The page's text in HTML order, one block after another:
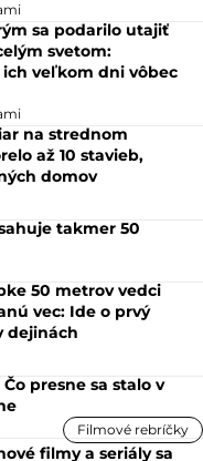
sa podarilo utajiť
svetom:
ich veľkom dni vôbec
na strednom
až 10 stavieb,
domov
takmer 50
50 metrov vedci
vec: Ide o prvý
dejinách
presne sa stalo v
Filmové rebríčky
filmy a seriály sa